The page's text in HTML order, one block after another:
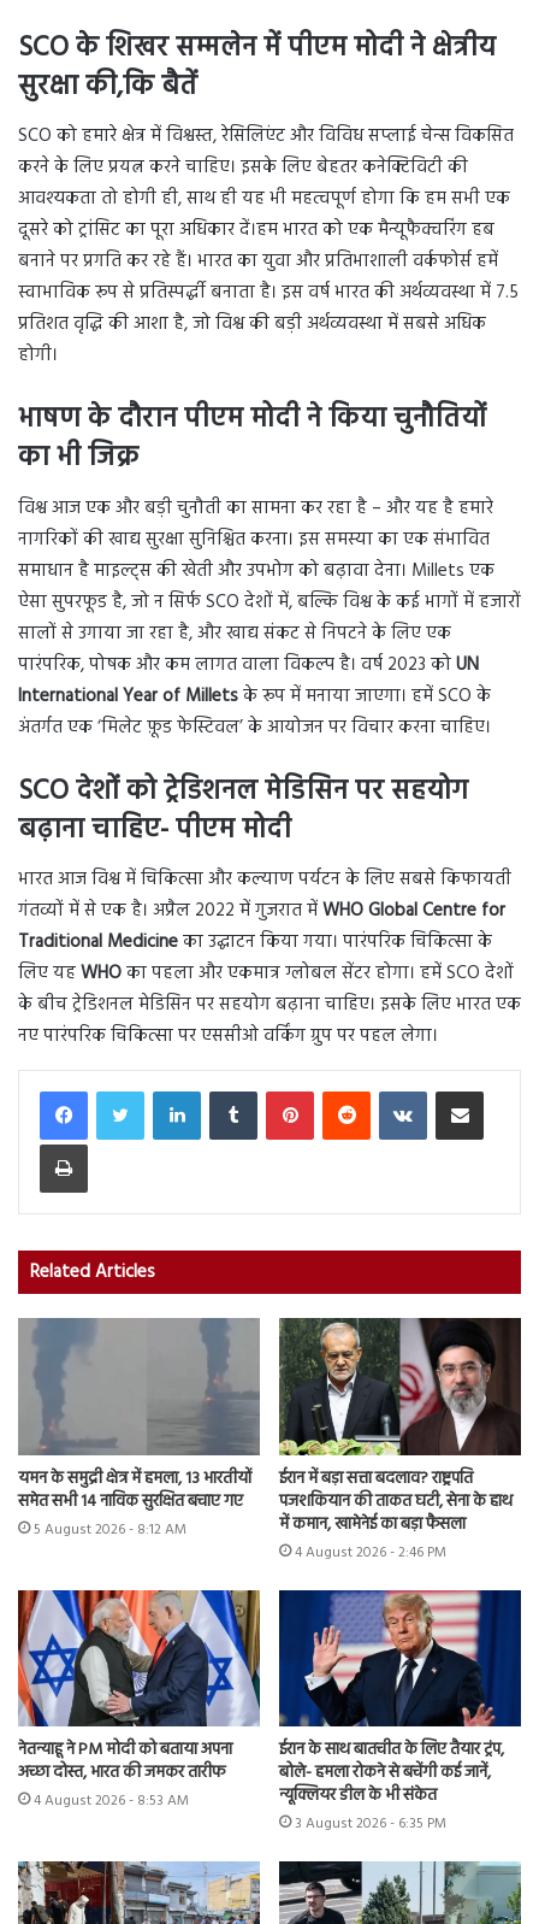
SCO के शिखर सम्मलेन में पीएम मोदी ने क्षेत्रीय
सुरक्षा की,कि बैतें
SCO को हमारे क्षेत्र में विश्वस्त, रेसिलिएंट और विविध सप्लाई चेन्स विकसित
करने के लिए प्रयत्न करने चाहिए। इसके लिए बेहतर कनेक्टिविटी की
आवश्यकता तो होगी ही, साथ ही यह भी महत्वपूर्ण होगा कि हम सभी एक
दूसरे को ट्रांसिट का पूरा अधिकार दें।हम भारत को एक मैन्यूफैक्चरिंग हब
बनाने पर प्रगति कर रहे हैं। भारत का युवा और प्रतिभाशाली वर्कफोर्स हमें
स्वाभाविक रूप से प्रतिस्पर्द्धी बनाता है। इस वर्ष भारत की अर्थव्यवस्था में 7.5
प्रतिशत वृद्धि की आशा है, जो विश्व की बड़ी अर्थव्यवस्था में सबसे अधिक
होगी।
भाषण के दौरान पीएम मोदी ने किया चुनौतियों
का भी जिक्र
विश्व आज एक और बड़ी चुनौती का सामना कर रहा है – और यह है हमारे
नागरिकों की खाद्य सुरक्षा सुनिश्चित करना। इस समस्या का एक संभावित
समाधान है माइल्ट्स की खेती और उपभोग को बढ़ावा देना। Millets एक
ऐसा सुपरफूड है, जो न सिर्फ SCO देशों में, बल्कि विश्व के कई भागों में हजारों
सालों से उगाया जा रहा है, और खाद्य संकट से निपटने के लिए एक
पारंपरिक, पोषक और कम लागत वाला विकल्प है। वर्ष 2023 कोUN
International Year of Milletsके रूप में मनाया जाएगा। हमें SCO के
अंतर्गत एक ‘मिलेट फ़ूड फेस्टिवल’ के आयोजन पर विचार करना चाहिए।
SCOदेशों कोट्रेडिशनल मेडिसिन पर सहयोग
बढ़ाना चाहिए- पीएम मोदी
भारत आज विश्व में चिकित्सा और कल्याण पर्यटन के लिए सबसे किफायती
गंतव्यों में से एक है। अप्रैल 2022 में गुजरात मेंWHO Global Centre for
Traditional Medicineका उद्घाटन किया गया। पारंपरिक चिकित्सा के
लिए यहWHOका पहला और एकमात्र ग्लोबल सेंटर होगा। हमें SCO देशों
के बीच ट्रेडिशनल मेडिसिन पर सहयोग बढ़ाना चाहिए। इसके लिए भारत एक
नए पारंपरिक चिकित्सा पर एससीओ वर्किंग ग्रुप पर पहल लेगा।
LinkedInTumblr PinterestReddit VKontakteShare via Email
Print
Related Articles
यमन के समुद्री क्षेत्र में हमला, 13 भारतीयों
समेत सभी 14 नाविक सुरक्षित बचाए गए
5 August 2026 - 8:12 AM
ईरान में बड़ा सत्ता बदलाव? राष्ट्रपति
पजशकियान की ताकत घटी, सेना के हाथ
में कमान, खामेनेई का बड़ा फैसला
4 August 2026 - 2:46 PM
नेतन्याहू ने PM मोदी को बताया अपना
अच्छा दोस्त, भारत की जमकर तारीफ
4 August 2026 - 8:53 AM
ईरान के साथ बातचीत के लिए तैयार ट्रंप,
बोले- हमला रोकने से बचेंगी कई जानें,
न्यूक्लियर डील के भी संकेत
3 August 2026 - 6:35 PM